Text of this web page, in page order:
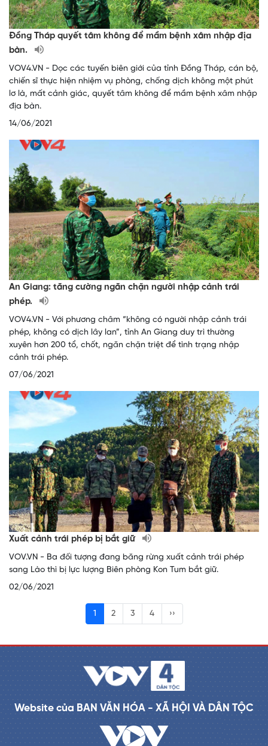
Đồng Tháp quyết tâm không để mầm bệnh xâm nhập địa
bàn.
VOV4.VN - Dọc các tuyến biên giới của tỉnh Đồng Tháp, cán bộ,
chiến sĩ thực hiện nhiệm vụ phòng, chống dịch không một phút
lơ là, mất cảnh giác, quyết tâm không để mầm bệnh xâm nhập
địa bàn.
14/06/2021
An Giang: tăng cường ngăn chặn người nhập cảnh trái
phép.
VOV4.VN - Với phương châm “không có người nhập cảnh trái
phép, không có dịch lây lan”, tỉnh An Giang duy trì thường
xuyên hơn 200 tổ, chốt, ngăn chặn triệt để tình trạng nhập
cảnh trái phép.
07/06/2021
Xuất cảnh trái phép bị bắt giữ
VOV.VN - Ba đối tượng đang băng rừng xuất cảnh trái phép
sang Lào thì bị lực lượng Biên phòng Kon Tum bắt giữ.
02/06/2021
1 2 3 4 ››
Website của BAN VĂN HÓA - XÃ HỘI VÀ DÂN TỘC